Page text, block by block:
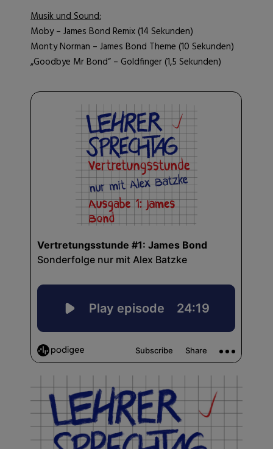
Musik und Sound:
Moby – James Bond Remix (14 Sekunden)
Monty Norman – James Bond Theme (10 Sekunden)
„Goodbye Mr Bond“ – Goldfinger (1,5 Sekunden)